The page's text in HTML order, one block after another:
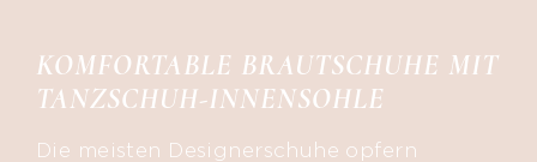
KOMFORTABLE BRAUTSCHUHE MIT
TANZSCHUH-INNENSOHLE
Die meisten Designerschuhe opfern